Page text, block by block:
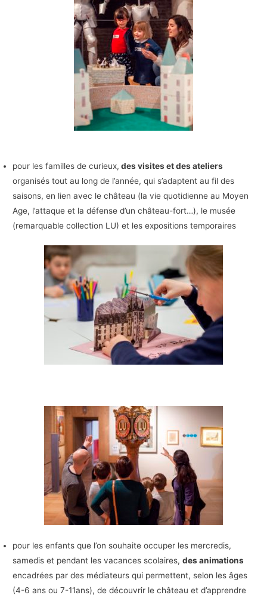
pour les familles de curieux, des visites et des ateliers
organisés tout au long de l’année, qui s’adaptent au fil des
saisons, en lien avec le château (la vie quotidienne au Moyen
Age, l’attaque et la défense d’un château-fort…), le musée
(remarquable collection LU) et les expositions temporaires
pour les enfants que l’on souhaite occuper les mercredis,
samedis et pendant les vacances scolaires,des animations
encadrées par des médiateurs qui permettent, selon les âges
(4-6 ans ou 7-11ans), de découvrir le château et d’apprendre